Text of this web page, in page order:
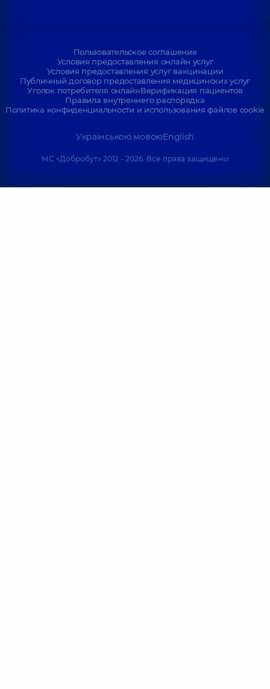
Пользовательское соглашение
Условия предоставления онлайн услуг
Условия предоставления услуг вакцинации
Публичный договор предоставления медицинских услуг
Уголок потребителя онлайнВерификация пациентов
Правила внутреннего распорядка
Политика конфиденциальности и использования файлов cookie
Українською мовоюEnglish
МС «Добробут» 2012 - 2026. Все права защищены